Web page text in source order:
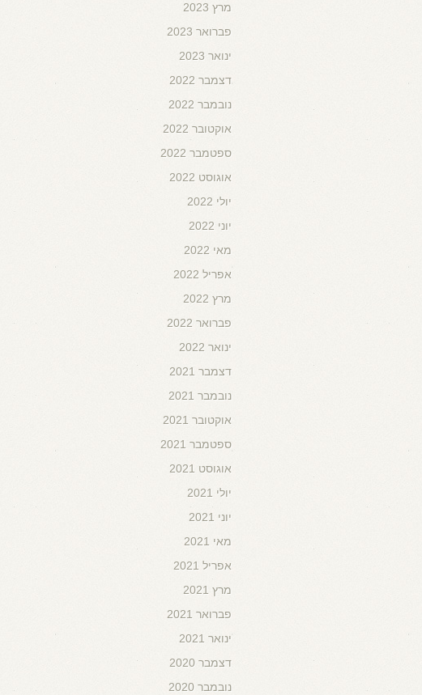
מרץ 2023
פברואר 2023
ינואר 2023
דצמבר 2022
נובמבר 2022
אוקטובר 2022
ספטמבר 2022
אוגוסט 2022
יולי 2022
יוני 2022
מאי 2022
אפריל 2022
מרץ 2022
פברואר 2022
ינואר 2022
דצמבר 2021
נובמבר 2021
אוקטובר 2021
ספטמבר 2021
אוגוסט 2021
יולי 2021
יוני 2021
מאי 2021
אפריל 2021
מרץ 2021
פברואר 2021
ינואר 2021
דצמבר 2020
נובמבר 2020